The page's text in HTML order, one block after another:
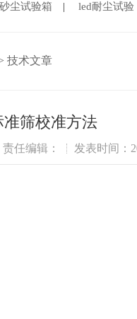
砂尘试验箱 | led耐尘试验
技术文章
准筛校准方法
责任编辑： 发表时间：